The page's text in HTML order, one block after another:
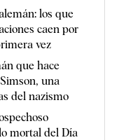
los que
caen por
vez
que hace
una
del nazismo
mortal del Día